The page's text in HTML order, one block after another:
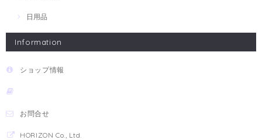
日用品
Information
ショップ情報
お問合せ
HORIZON Co., Ltd.